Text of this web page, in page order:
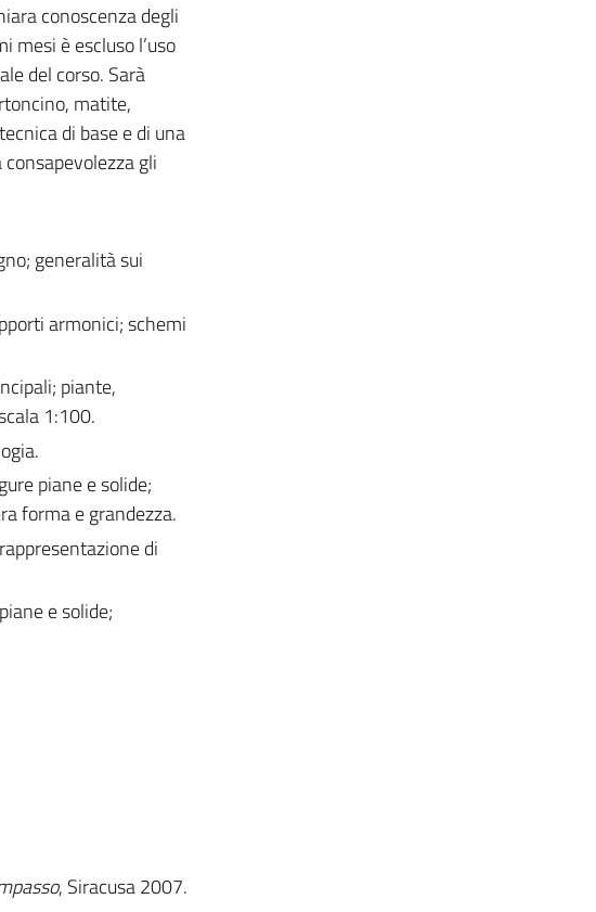
conoscenza degli
è escluso l’uso
del corso. Sarà
matite,
di base e di una
gli
generalità sui
armonici; schemi
piante,
1:100.
piane e solide;
forma e grandezza.
di
e solide;
, Siracusa 2007.